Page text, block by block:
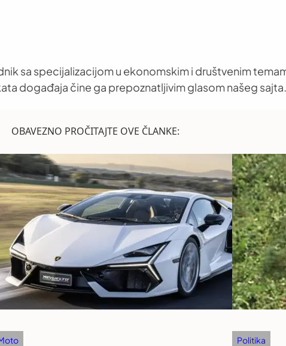
sa specijalizacijom u ekonomskim i društvenim
događaja čine ga prepoznatljivim glasom našeg sajta.
OBAVEZNO PROČITAJTE OVE ČLANKE:
Politika